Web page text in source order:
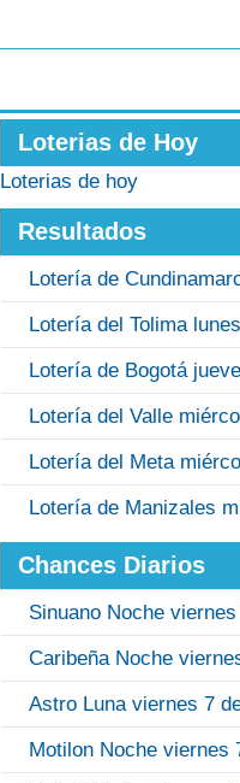
Loterias de Hoy
Loterias de hoy
Resultados
Lotería de
Lotería del Tolima
Lotería de Bogotá
Lotería del Valle
Lotería del Meta
Lotería de Manizales
Chances Diarios
Sinuano Noche
Caribeña Noche
Astro Luna viernes 7
Motilon Noche viernes